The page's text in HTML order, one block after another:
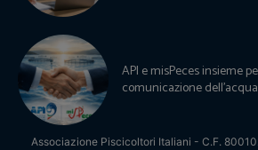
API e misPeces insieme
comunicazione
Associazione Piscicoltori Italiani - C.F.